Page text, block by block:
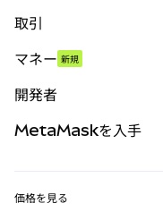
取引
パーペチュアル
RWA
マネー 新規
開発者
MetaMaskを入手
価格を見る